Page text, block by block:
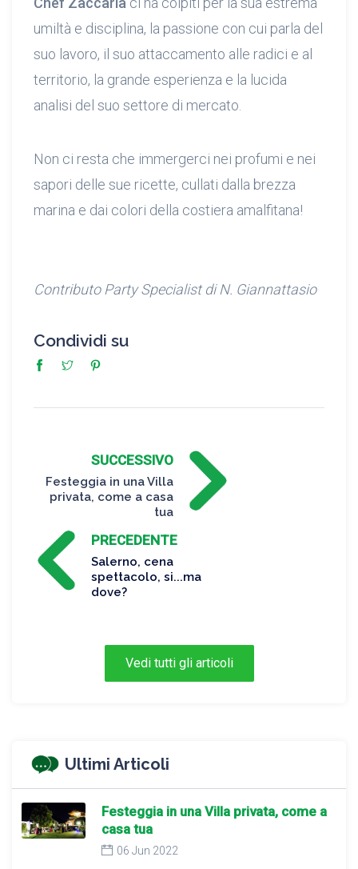
umiltà e disciplina, la passione con cui parla del
suo lavoro, il suo attaccamento alle radici e al
territorio, la grande esperienza e la lucida
analisi del suo settore di mercato.
Non ci resta che immergerci nei profumi e nei
sapori delle sue ricette, cullati dalla brezza
marina e dai colori della costiera amalfitana!
Contributo Party Specialist di N. Giannattasio
Condividi su
PRECEDENTE
Salerno, cena
spettacolo, si...ma
dove?
SUCCESSIVO
Festeggia in una Villa
privata, come a casa
tua
Vedi tutti gli articoli
Ultimi Articoli
Festeggia in una Villa privata, come a
casa tua
06 Jun 2022